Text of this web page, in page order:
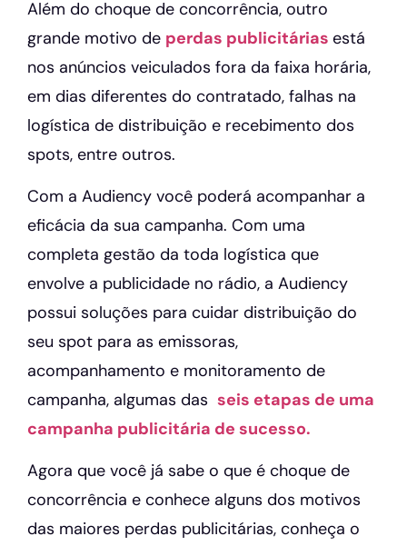
Além do choque de concorrência, outro
grande motivo de perdas publicitárias está
nos anúncios veiculados fora da faixa horária,
em dias diferentes do contratado, falhas na
logística de distribuição e recebimento dos
spots, entre outros.
Com a Audiency você poderá acompanhar a
eficácia da sua campanha. Com uma
completa gestão da toda logística que
envolve a publicidade no rádio, a Audiency
possui soluções para cuidar distribuição do
seu spot para as emissoras,
acompanhamento e monitoramento de
campanha, algumas das seis etapas de uma
campanha publicitária de sucesso.
Agora que você já sabe o que é choque de
concorrência e conhece alguns dos motivos
das maiores perdas publicitárias, conheça o